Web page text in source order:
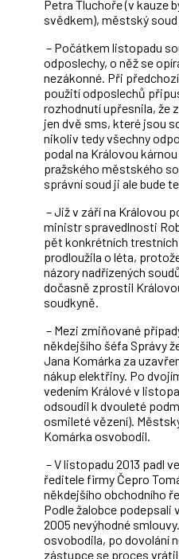
Petra Tluchoře (v kauze
svědkem), městský soud
– Počátkem listopadu
odposlechy, o něž se
nezákonné. Při
použití odposlechů
rozhodnutí upřesnila, že
jen dvě sms, které jsou
nikoliv tedy všechny
podal na Královou
pražského městského
správní soud ji ale bude
– Již v září na Královou
ministr spravedlnosti
pět konkrétních
prodloužila o léta,
názory nadřízených
dočasně zprostil
soudkyně.
– Mezi zmiňované
někdejšího šéfa Správy
Jana Komárka za
nákup elektřiny. Po
vedením Králové v
odsoudil k dvouleté
osmileté vězení).
Komárka osvobodil.
– V listopadu 2013 padl
ředitele firmy Čepro
někdejšího obchodního
Podle žalobce podepsali
2005 nevýhodné
osvobodila, po dovolání
zástupce se proces